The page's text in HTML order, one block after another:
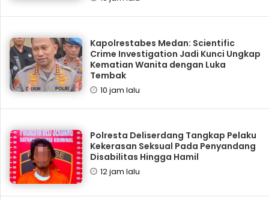
Kapolrestabes Medan: Scientific
Crime Investigation Jadi Kunci Ungkap
Kematian Wanita dengan Luka
Tembak
10 jam lalu
Polresta Deliserdang Tangkap Pelaku
Kekerasan Seksual Pada Penyandang
Disabilitas Hingga Hamil
12 jam lalu